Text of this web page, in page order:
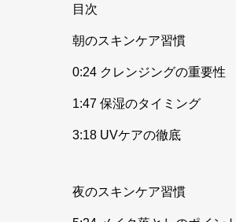
目次
朝のスキンケア習慣
0:24 クレンジングの重要性
1:47 保湿のタイミング
3:18 UVケアの徹底
夜のスキンケア習慣